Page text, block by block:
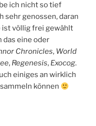
ich nicht so tief
sehr genossen, daran
ist völlig frei gewählt
das eine oder
Chronicles, World
, Regenesis, Exocog.
einiges an wirklich
können